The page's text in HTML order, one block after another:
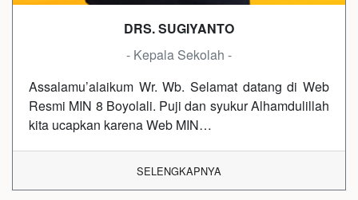
DRS. SUGIYANTO
- Kepala Sekolah -
Assalamu’alaikum Wr. Wb. Selamat datang di Web
Resmi MIN 8 Boyolali. Puji dan syukur Alhamdulillah
kita ucapkan karena Web MIN…
SELENGKAPNYA